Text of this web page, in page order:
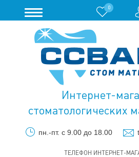
0
Интернет-
стоматологических
пн.-пт. с 9.00 до 18.00
ТЕЛЕФОН ИНТЕРНЕТ-